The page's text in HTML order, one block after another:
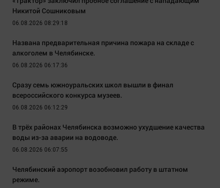
Никитой Сошниковым
06.08.2026 08:29:18
Названа предварительная причина пожара на складе с
алкоголем в Челябинске.
06.08.2026 06:17:36
Сразу семь южноуральских школ вышли в финал
всероссийского конкурса музеев.
06.08.2026 06:12:29
В трёх районах Челябинска возможно ухудшение качества
воды из-за аварии на водоводе.
06.08.2026 06:07:55
Челябинский аэропорт возобновил работу в штатном
режиме.